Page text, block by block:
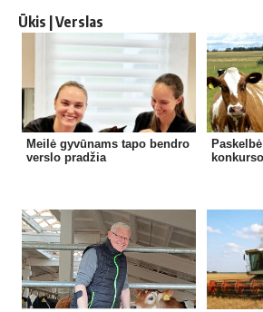
Ūkis | Verslas
Meilė gyvūnams tapo bendro
verslo pradžia